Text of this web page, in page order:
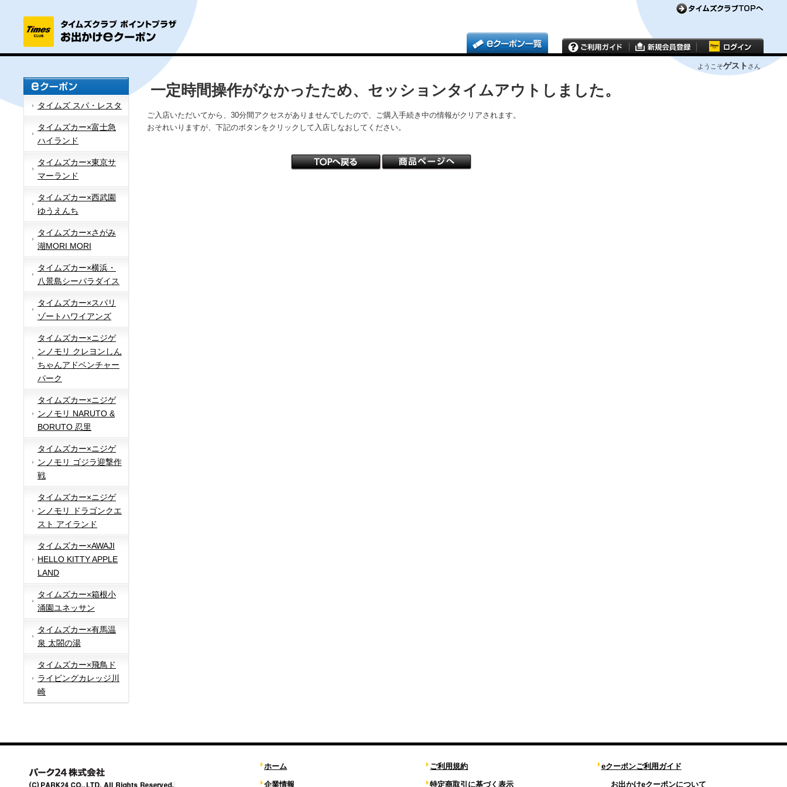
ようこそゲスト さん
タイムズ スパ・レスタ
タイムズカー×富士急
ハイランド
タイムズカー×東京サ
マーランド
タイムズカー×西武園
ゆうえんち
タイムズカー×さがみ
湖MORI MORI
タイムズカー×横浜・
八景島シーパラダイス
タイムズカー×スパリ
ゾートハワイアンズ
タイムズカー×ニジゲ
ンノモリ クレヨンしん
ちゃんアドベンチャー
パーク
タイムズカー×ニジゲ
ンノモリ NARUTO &
BORUTO 忍里
タイムズカー×ニジゲ
ンノモリ ゴジラ迎撃作
戦
タイムズカー×ニジゲ
ンノモリ ドラゴンクエ
スト アイランド
タイムズカー×AWAJI
HELLO KITTY APPLE
LAND
タイムズカー×箱根小
涌園ユネッサン
タイムズカー×有馬温
泉 太閤の湯
タイムズカー×飛鳥ド
ライビングカレッジ川
崎
一定時間操作がなかったため、セッションタイムアウトしました。
ご入店いただいてから、30分間アクセスがありませんでしたので、ご購入手続き中の情報がクリアされます。
おそれいりますが、下記のボタンをクリックして入店しなおしてください。
ホーム
企業情報
ご利用規約
特定商取引に基づく表示
eクーポンご利用ガイド
お出かけeクーポンについて